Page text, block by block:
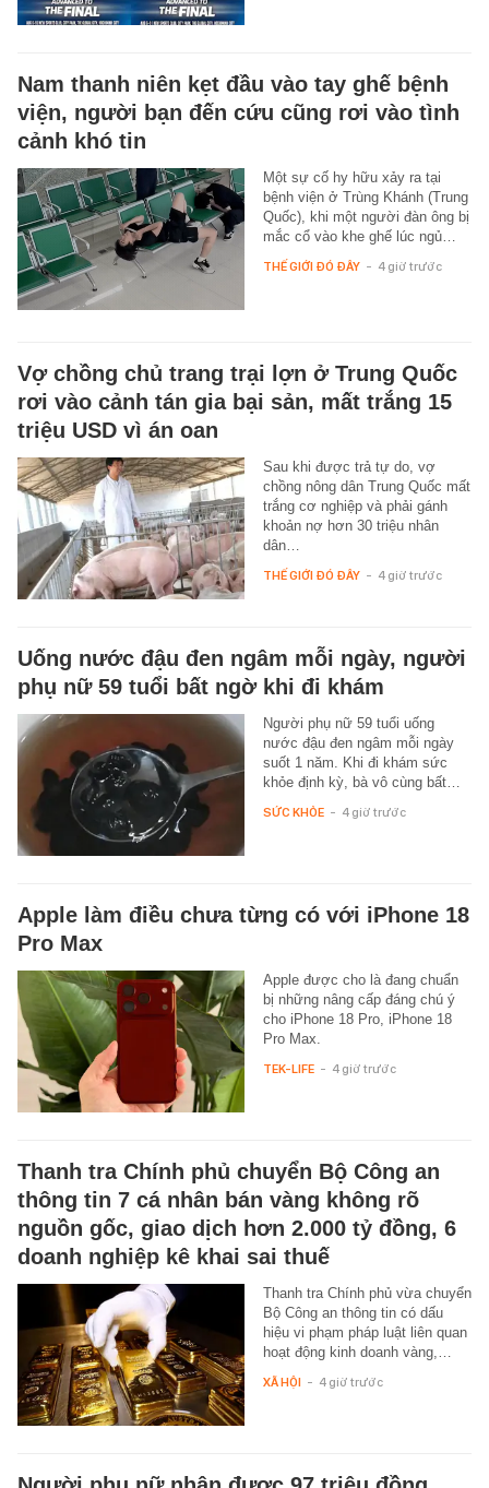
Nam thanh niên kẹt đầu vào tay ghế bệnh
viện, người bạn đến cứu cũng rơi vào tình
cảnh khó tin
Một sự cố hy hữu xảy ra tại
bệnh viện ở Trùng Khánh (Trung
Quốc), khi một người đàn ông bị
mắc cổ vào khe ghế lúc ngủ…
THẾ GIỚI ĐÓ ĐÂY - 4 giờ trước
Vợ chồng chủ trang trại lợn ở Trung Quốc
rơi vào cảnh tán gia bại sản, mất trắng 15
triệu USD vì án oan
Sau khi được trả tự do, vợ
chồng nông dân Trung Quốc mất
trắng cơ nghiệp và phải gánh
khoản nợ hơn 30 triệu nhân
dân…
THẾ GIỚI ĐÓ ĐÂY - 4 giờ trước
Uống nước đậu đen ngâm mỗi ngày, người
phụ nữ 59 tuổi bất ngờ khi đi khám
Người phụ nữ 59 tuổi uống
nước đậu đen ngâm mỗi ngày
suốt 1 năm. Khi đi khám sức
khỏe định kỳ, bà vô cùng bất…
SỨC KHỎE - 4 giờ trước
Apple làm điều chưa từng có với iPhone 18
Pro Max
Apple được cho là đang chuẩn
bị những nâng cấp đáng chú ý
cho iPhone 18 Pro, iPhone 18
Pro Max.
TEK-LIFE - 4 giờ trước
Thanh tra Chính phủ chuyển Bộ Công an
thông tin 7 cá nhân bán vàng không rõ
nguồn gốc, giao dịch hơn 2.000 tỷ đồng, 6
doanh nghiệp kê khai sai thuế
Thanh tra Chính phủ vừa chuyển
Bộ Công an thông tin có dấu
hiệu vi phạm pháp luật liên quan
hoạt động kinh doanh vàng,…
XÃ HỘI - 4 giờ trước